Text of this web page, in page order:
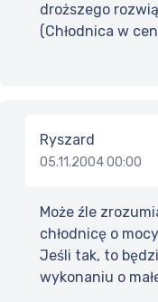
droższego
(Chłodnica w
Ryszard
05.11.2004 00:00
Może źle
chłodnicę o
Jeśli tak, to
wykonaniu o